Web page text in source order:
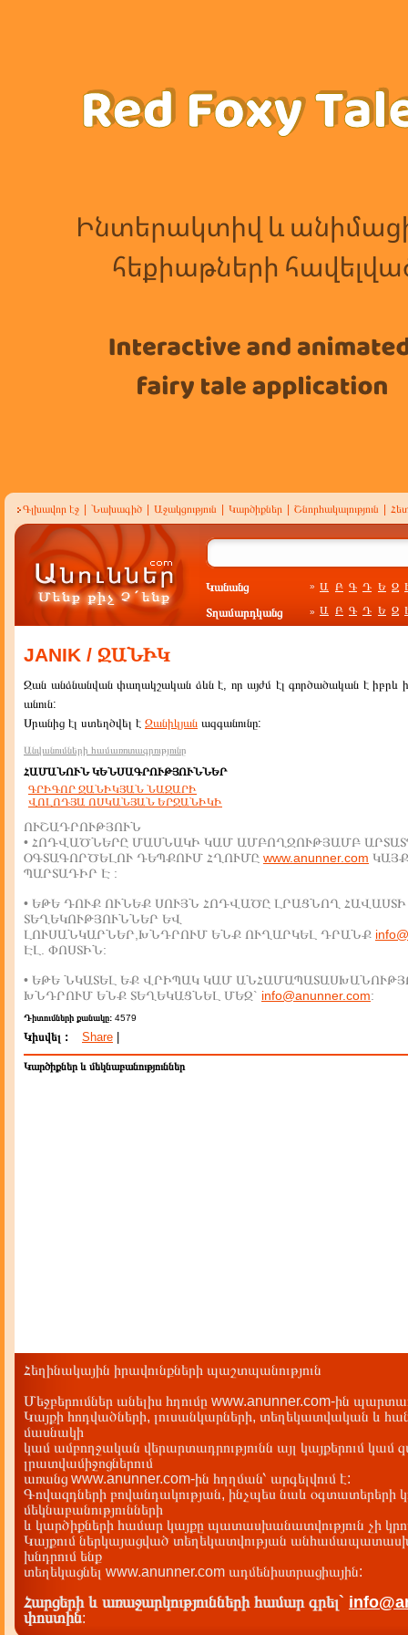
Գլխավոր էջ Նախագիծ Աջակցություն Կարծիքներ Շնորհակալություն
Կանանց » Ա Բ Գ Դ Ե Զ
Տղամարդկանց » Ա Բ Գ Դ Ե Զ
JANIK / ՋԱՆԻԿ
Ջան անձնանվան փաղակշական ձևն է, որ այժմ էլ գործածական է իբրև
անուն:
Սրանից էլ ստեղծվել է Ջանիկյան ազգանունը:
Անվանումների համառոտագրությունը
ՀԱՄԱՆՈՒՆ ԿԵՆՍԱԳՐՈՒԹՅՈՒՆՆԵՐ
ԳՐԻԳՈՐ ՋԱՆԻԿՅԱՆ ՆԱԶԱՐԻ
ՎՈԼՈԴՅԱ ՈՍԿԱՆՅԱՆ ԵՐՋԱՆԻԿԻ
ՈՒՇԱԴՐՈՒԹՅՈՒՆ
• ՀՈԴՎԱԾՆԵՐԸ ՄԱՍՆԱԿԻ ԿԱՄ ԱՄԲՈՂՋՈՒԹՅԱՄԲ
ՕԳՏԱԳՈՐԾԵԼՈՒ ԴԵՊՔՈՒՄ ՀՂՈՒՄԸ www.anunner.com
ՊԱՐՏԱԴԻՐ Է :
• ԵԹԵ ԴՈՒՔ ՈՒՆԵՔ ՍՈՒՅՆ ՀՈԴՎԱԾԸ ԼՐԱՑՆՈՂ ՀԱՎԱՍՏԻ
ՏԵՂԵԿՈՒԹՅՈՒՆՆԵՐ ԵՎ
ԼՈՒՍԱՆԿԱՐՆԵՐ,ԽՆԴՐՈՒՄ ԵՆՔ ՈՒՂԱՐԿԵԼ ԴՐԱՆՔ
ԷԼ. ՓՈՍՏԻՆ:
• ԵԹԵ ՆԿԱՏԵԼ ԵՔ ՎՐԻՊԱԿ ԿԱՄ
ԽՆԴՐՈՒՄ ԵՆՔ ՏԵՂԵԿԱՑՆԵԼ ՄԵԶ` info@anunner.com:
Դիտումների քանակը: 4579
Կիսվել : Share
Կարծիքներ և մեկնաբանություններ
Հեղինակային իրավունքների պաշտպանություն
Մեջբերումներ անելիս հղումը www.anunner.com-ին
Կայքի հոդվածների, լուսանկարների, տեղեկատվական և
մասնակի
կամ ամբողջական վերարտադրությունն այլ կայքերում կամ
լրատվամիջոցներում
առանց www.anunner.com-ին հղղման՝ արգելվում է:
Գովազդների բովանդակության, ինչպես նաև օգտատերերի
մեկնաբանությունների
և կարծիքների համար կայքը պատասխանատվություն չի
Կայքում ներկայացված տեղեկատվության
խնդրում ենք
տեղեկացնել www.anunner.com ադմենիստրացիային:
Հարցերի և առաջարկությունների համար գրել`
փոստին: